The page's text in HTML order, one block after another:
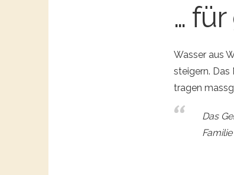
…
Wasser aus
steigern. Das
tragen
Das